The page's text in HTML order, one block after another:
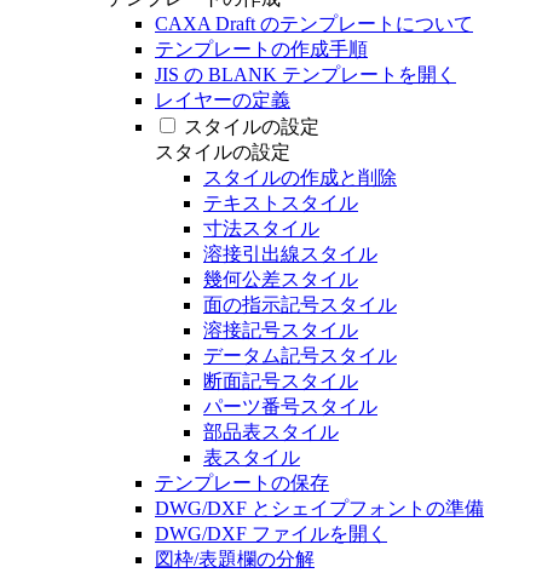
CAXA Draft のテンプレートについて
テンプレートの作成手順
JIS の BLANK テンプレートを開く
レイヤーの定義
スタイルの設定
スタイルの設定
スタイルの作成と削除
テキストスタイル
寸法スタイル
溶接引出線スタイル
幾何公差スタイル
面の指示記号スタイル
溶接記号スタイル
データム記号スタイル
断面記号スタイル
パーツ番号スタイル
部品表スタイル
表スタイル
テンプレートの保存
DWG/DXF とシェイプフォントの準備
DWG/DXF ファイルを開く
図枠/表題欄の分解